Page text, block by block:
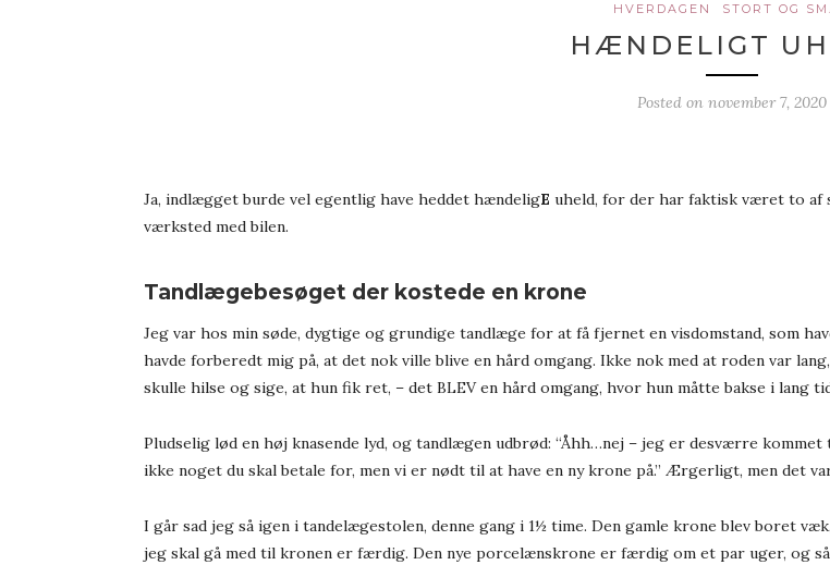
HVERDAGEN STORT OG
HÆNDELIGT
Posted on november 7, 2020
Ja, indlægget burde vel egentlig have heddet hændeligE uheld, for der har faktisk været to af
værksted med bilen.
Tandlægebesøget der kostede en krone
Jeg var hos min søde, dygtige og grundige tandlæge for at få fjernet en visdomstand, som
havde forberedt mig på, at det nok ville blive en hård omgang. Ikke nok med at roden var
skulle hilse og sige, at hun fik ret, – det BLEV en hård omgang, hvor hun måtte bakse i lang
Pludselig lød en høj knasende lyd, og tandlægen udbrød: “Åhh…nej – jeg er desværre
ikke noget du skal betale for, men vi er nødt til at have en ny krone på.” Ærgerligt, men det
I går sad jeg så igen i tandelægestolen, denne gang i 1½ time. Den gamle krone blev boret
jeg skal gå med til kronen er færdig. Den nye porcelænskrone er færdig om et par uger, og